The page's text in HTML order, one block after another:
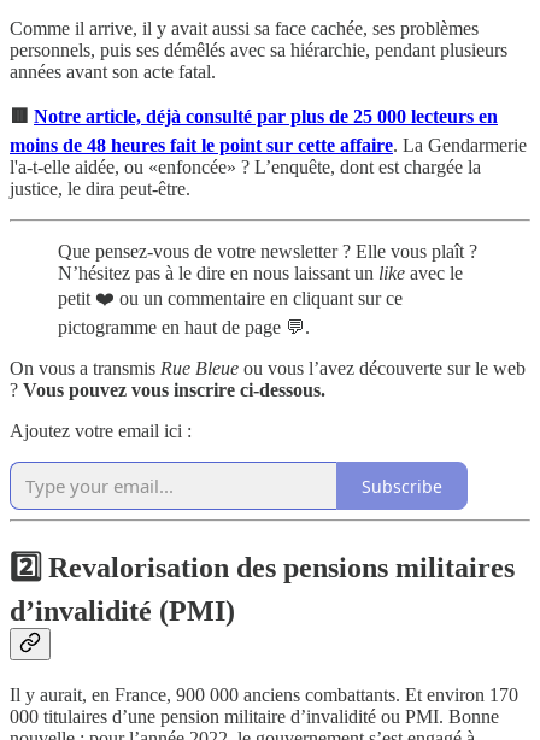
Comme il arrive, il y avait aussi sa face cachée, ses problèmes
personnels, puis ses démêlés avec sa hiérarchie, pendant plusieurs
années avant son acte fatal.
Notre article, déjà consulté par plus de 25 000 lecteurs en
moins de 48 heures fait le point sur cette affaire. La Gendarmerie
l'a-t-elle aidée, ou «enfoncée» ? L’enquête, dont est chargée la
justice, le dira peut-être.
Que pensez-vous de votre newsletter ? Elle vous plaît ?
N’hésitez pas à le dire en nous laissant un like avec le
petit ❤️ ou un commentaire en cliquant sur ce
pictogramme en haut de page 💬.
On vous a transmis Rue Bleue ou vous l’avez découverte sur le web
? Vous pouvez vous inscrire ci-dessous.
Ajoutez votre email ici :
Subscribe
2️⃣ Revalorisation des pensions militaires
d’invalidité (PMI)
Il y aurait, en France, 900 000 anciens combattants. Et environ 170
000 titulaires d’une pension militaire d’invalidité ou PMI. Bonne